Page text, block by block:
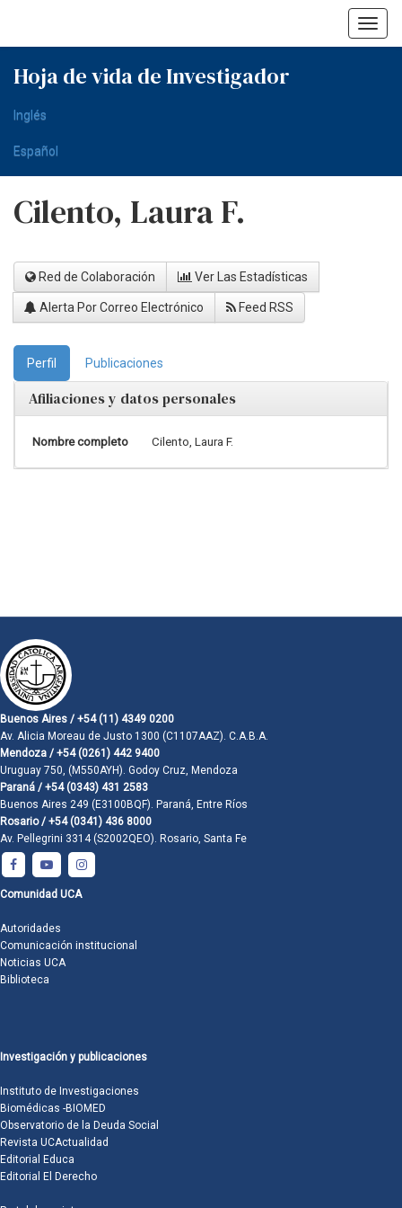
Hoja de vida de Investigador
Inglés
Español
Cilento, Laura F.
Red de Colaboración Ver Las Estadísticas
Alerta Por Correo Electrónico Feed RSS
Perfil Publicaciones
Afiliaciones y datos personales
Nombre completo Cilento, Laura F.
Buenos Aires / +54 (11) 4349 0200
Av. Alicia Moreau de Justo 1300 (C1107AAZ). C.A.B.A.
Mendoza / +54 (0261) 442 9400
Uruguay 750, (M550AYH). Godoy Cruz, Mendoza
Paraná / +54 (0343) 431 2583
Buenos Aires 249 (E3100BQF). Paraná, Entre Ríos
Rosario / +54 (0341) 436 8000
Av. Pellegrini 3314 (S2002QEO). Rosario, Santa Fe
Comunidad UCA
Autoridades
Comunicación institucional
Noticias UCA
Biblioteca
Investigación y publicaciones
Instituto de Investigaciones
Biomédicas -BIOMED
Observatorio de la Deuda Social
Revista UCActualidad
Editorial Educa
Editorial El Derecho